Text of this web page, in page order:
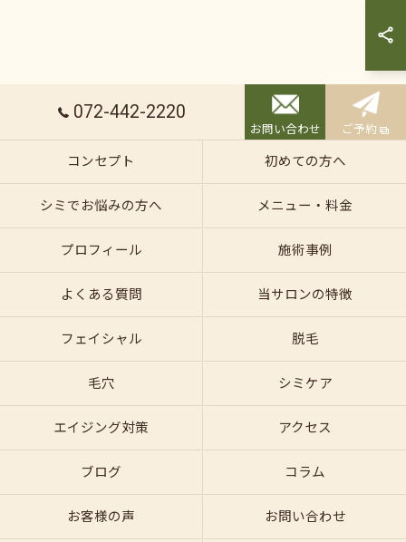
072-442-2220
お問い合わせ ご予約
コンセプト 初めての方へ
シミでお悩みの方へ メニュー・料金
プロフィール 施術事例
よくある質問 当サロンの特徴
フェイシャル 脱毛
毛穴 シミケア
エイジング対策 アクセス
ブログ コラム
お客様の声 お問い合わせ